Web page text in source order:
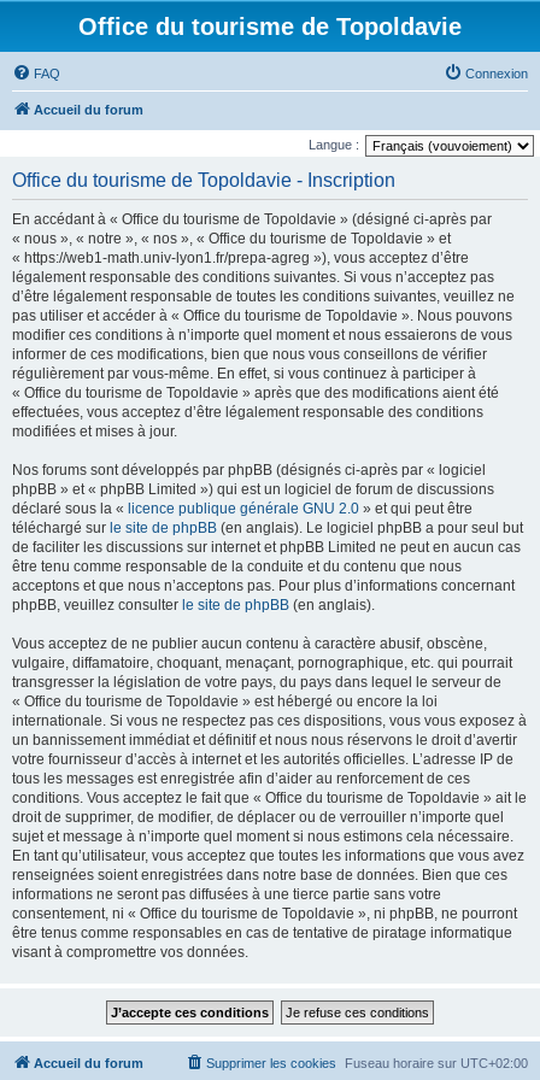
Office du tourisme de Topoldavie
FAQ Connexion
Accueil du forum
Langue :
Office du tourisme de Topoldavie - Inscription
En accédant à « Office du tourisme de Topoldavie » (désigné ci-après par
« nous », « notre », « nos », « Office du tourisme de Topoldavie » et
« https://web1-math.univ-lyon1.fr/prepa-agreg »), vous acceptez d’être
légalement responsable des conditions suivantes. Si vous n’acceptez pas
d’être légalement responsable de toutes les conditions suivantes, veuillez ne
pas utiliser et accéder à « Office du tourisme de Topoldavie ». Nous pouvons
modifier ces conditions à n’importe quel moment et nous essaierons de vous
informer de ces modifications, bien que nous vous conseillons de vérifier
régulièrement par vous-même. En effet, si vous continuez à participer à
« Office du tourisme de Topoldavie » après que des modifications aient été
effectuées, vous acceptez d’être légalement responsable des conditions
modifiées et mises à jour.
Nos forums sont développés par phpBB (désignés ci-après par « logiciel
phpBB » et « phpBB Limited ») qui est un logiciel de forum de discussions
déclaré sous la « licence publique générale GNU 2.0 » et qui peut être
téléchargé sur le site de phpBB (en anglais). Le logiciel phpBB a pour seul but
de faciliter les discussions sur internet et phpBB Limited ne peut en aucun cas
être tenu comme responsable de la conduite et du contenu que nous
acceptons et que nous n’acceptons pas. Pour plus d’informations concernant
phpBB, veuillez consulter le site de phpBB (en anglais).
Vous acceptez de ne publier aucun contenu à caractère abusif, obscène,
vulgaire, diffamatoire, choquant, menaçant, pornographique, etc. qui pourrait
transgresser la législation de votre pays, du pays dans lequel le serveur de
« Office du tourisme de Topoldavie » est hébergé ou encore la loi
internationale. Si vous ne respectez pas ces dispositions, vous vous exposez à
un bannissement immédiat et définitif et nous nous réservons le droit d’avertir
votre fournisseur d’accès à internet et les autorités officielles. L’adresse IP de
tous les messages est enregistrée afin d’aider au renforcement de ces
conditions. Vous acceptez le fait que « Office du tourisme de Topoldavie » ait le
droit de supprimer, de modifier, de déplacer ou de verrouiller n’importe quel
sujet et message à n’importe quel moment si nous estimons cela nécessaire.
En tant qu’utilisateur, vous acceptez que toutes les informations que vous avez
renseignées soient enregistrées dans notre base de données. Bien que ces
informations ne seront pas diffusées à une tierce partie sans votre
consentement, ni « Office du tourisme de Topoldavie », ni phpBB, ne pourront
être tenus comme responsables en cas de tentative de piratage informatique
visant à compromettre vos données.
Accueil du forum Fuseau horaire sur UTC+02:00
Supprimer les cookies